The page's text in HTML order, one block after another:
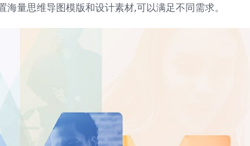
量思维导图模版和设计素材,可以满足不同需求。